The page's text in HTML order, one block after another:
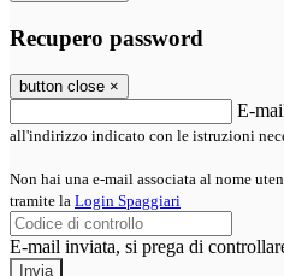
Recupero password
button close ×
E-
all'indirizzo indicato con le istruzioni
Non hai una e-mail associata al nome
tramite la Login Spaggiari
E-mail inviata, si prega di